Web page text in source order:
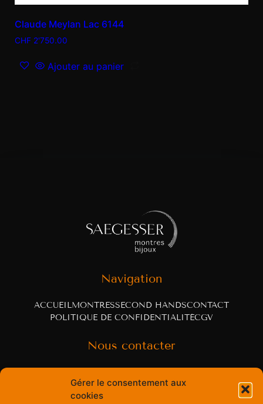
Gérer le consentement aux
cookies
Claude Meylan Lac 6144
CHF 2'750.00
Ajouter au panier
Navigation
ACCUEILMONTRESSECOND HANDSCONTACT
POLITIQUE DE CONFIDENTIALITÉCGV
Nous contacter
3963 Crans-Montana, Switzerland